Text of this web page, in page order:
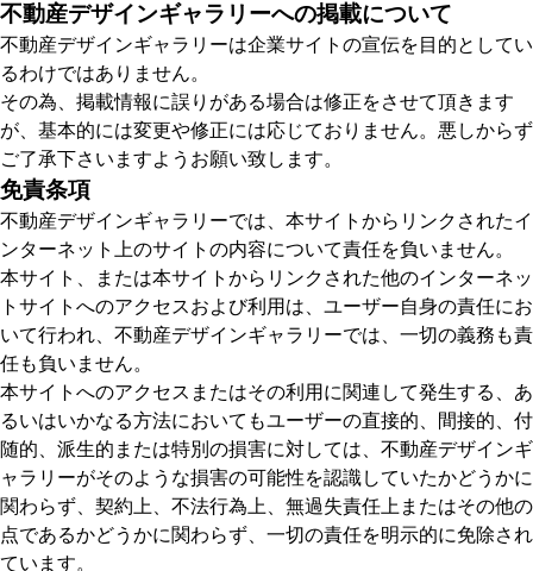
不動産デザインギャラリーへの掲載について
不動産デザインギャラリーは企業サイトの宣伝を目的としてい
るわけではありません。
その為、掲載情報に誤りがある場合は修正をさせて頂きます
が、基本的には変更や修正には応じておりません。悪しからず
ご了承下さいますようお願い致します。
免責条項
不動産デザインギャラリーでは、本サイトからリンクされたイ
ンターネット上のサイトの内容について責任を負いません。
本サイト、または本サイトからリンクされた他のインターネッ
トサイトへのアクセスおよび利用は、ユーザー自身の責任にお
いて行われ、不動産デザインギャラリーでは、一切の義務も責
任も負いません。
本サイトへのアクセスまたはその利用に関連して発生する、あ
るいはいかなる方法においてもユーザーの直接的、間接的、付
随的、派生的または特別の損害に対しては、不動産デザインギ
ャラリーがそのような損害の可能性を認識していたかどうかに
関わらず、契約上、不法行為上、無過失責任上またはその他の
点であるかどうかに関わらず、一切の責任を明示的に免除され
ています。